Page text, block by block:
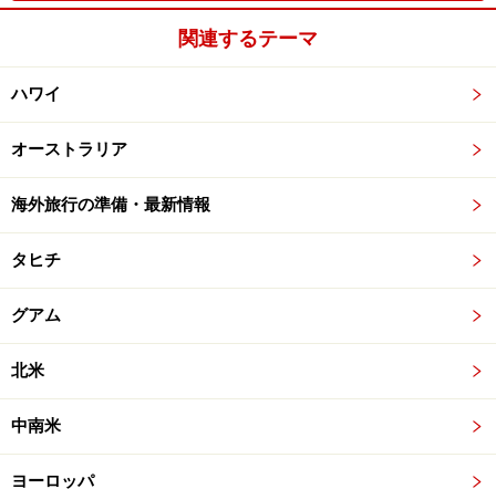
関連するテーマ
ハワイ
オーストラリア
海外旅行の準備・最新情報
タヒチ
グアム
北米
中南米
ヨーロッパ